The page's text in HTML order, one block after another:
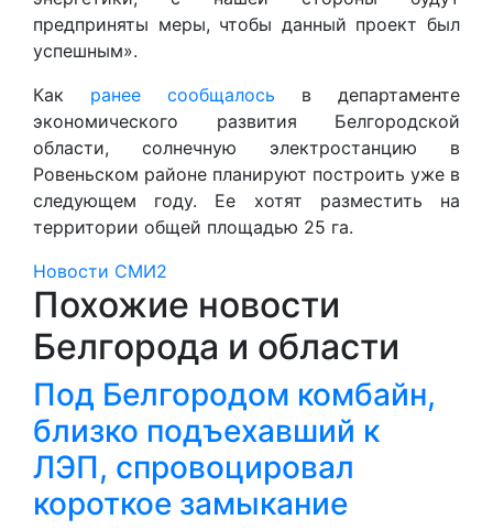
предприняты меры, чтобы данный проект был
успешным».
Как ранее сообщалось в департаменте
экономического развития Белгородской
области, солнечную электростанцию в
Ровеньском районе планируют построить уже в
следующем году. Ее хотят разместить на
территории общей площадью 25 га.
Новости СМИ2
Похожие новости
Белгорода и области
Под Белгородом комбайн,
близко подъехавший к
ЛЭП, спровоцировал
короткое замыкание